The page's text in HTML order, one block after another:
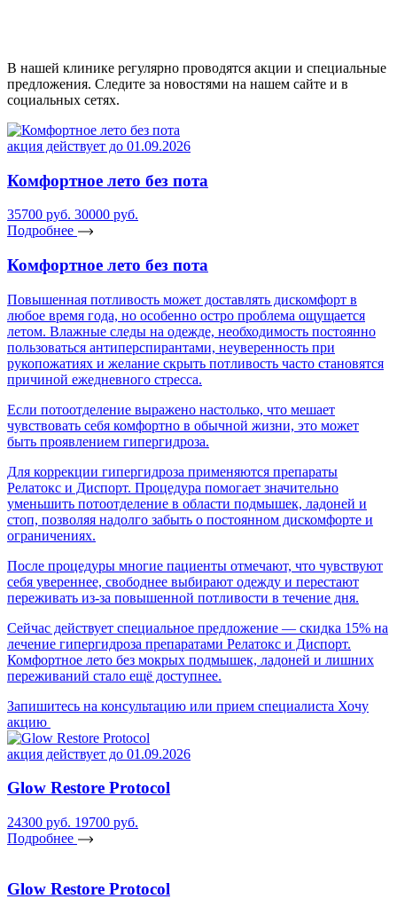
В нашей клинике регулярно проводятся акции и специальные
предложения. Следите за новостями на нашем сайте и в
социальных сетях.
акция действует до 01.09.2026
Комфортное лето без пота
35700 руб. 30000 руб.
Подробнее
Комфортное лето без пота
Повышенная потливость может доставлять дискомфорт в
любое время года, но особенно остро проблема ощущается
летом. Влажные следы на одежде, необходимость постоянно
пользоваться антиперспирантами, неуверенность при
рукопожатиях и желание скрыть потливость часто становятся
причиной ежедневного стресса.
Если потоотделение выражено настолько, что мешает
чувствовать себя комфортно в обычной жизни, это может
быть проявлением гипергидроза.
Для коррекции гипергидроза применяются препараты
Релатокс и Диспорт. Процедура помогает значительно
уменьшить потоотделение в области подмышек, ладоней и
стоп, позволяя надолго забыть о постоянном дискомфорте и
ограничениях.
После процедуры многие пациенты отмечают, что чувствуют
себя увереннее, свободнее выбирают одежду и перестают
переживать из-за повышенной потливости в течение дня.
Сейчас действует специальное предложение — скидка 15% на
лечение гипергидроза препаратами Релатокс и Диспорт.
Комфортное лето без мокрых подмышек, ладоней и лишних
переживаний стало ещё доступнее.
Запишитесь на консультацию или прием специалиста Хочу
акцию
акция действует до 01.09.2026
Glow Restore Protocol
24300 руб. 19700 руб.
Подробнее
Glow Restore Protocol